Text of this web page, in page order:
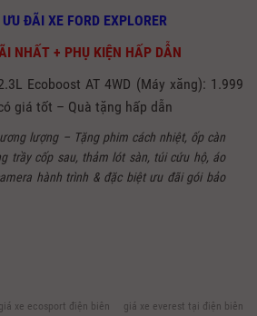
ĐÃI XE FORD EXPLORER
NHẤT + PHỤ KIỆN HẤP DẪN
Ecoboost AT 4WD (Máy xăng): 1.999
giá tốt – Quà tặng hấp dẫn
lượng – Tặng phim cách nhiệt, ốp càn
trầy cốp sau, thảm lót sàn, túi cứu hộ, áo
hành trình & đặc biệt ưu đãi gói bảo
giá xe ecosport điện biên
giá xe everest tại điện biên